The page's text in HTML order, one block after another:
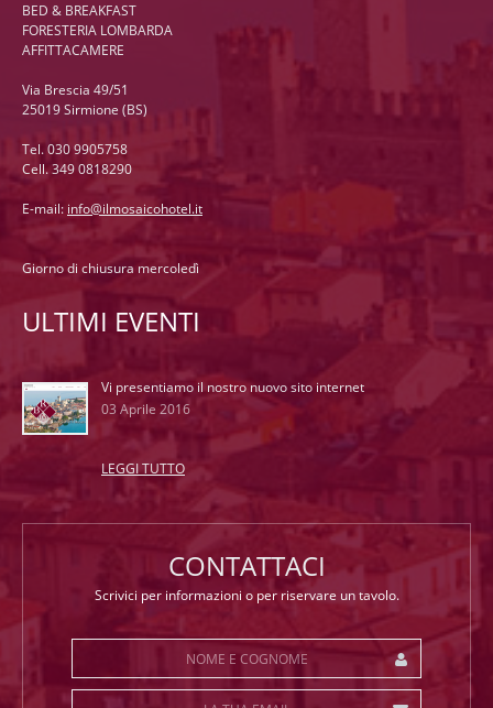
BED & BREAKFAST
FORESTERIA LOMBARDA
AFFITTACAMERE
Via Brescia 49/51
25019 Sirmione (BS)
Tel. 030 9905758
Cell. 349 0818290
E-mail: info@ilmosaicohotel.it
Giorno di chiusura mercoledì
ULTIMI EVENTI
Vi presentiamo il nostro nuovo sito internet
03 Aprile 2016
LEGGI TUTTO
CONTATTACI
Scrivici per informazioni o per riservare un tavolo.
Nome e Cognome*
La tua Email*